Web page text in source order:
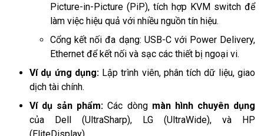
Picture-in-Picture (PiP), tích hợp KVM switch để
làm việc hiệu quả với nhiều nguồn tín hiệu.
Cổng kết nối đa dạng: USB-C với Power Delivery,
Ethernet để kết nối và sạc các thiết bị ngoại vi.
Ví dụ ứng dụng:Lập trình viên, phân tích dữ liệu, giao
dịch tài chính.
Ví dụ sản phẩm: Các dòng màn hình chuyên dụng
của Dell (UltraSharp), LG (UltraWide), và HP